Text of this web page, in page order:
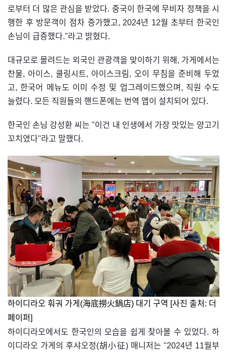
로부터 더 많은 관심을 받았다. 중국이 한국에 무비자 정책을 시
행한 후 방문객이 점차 증가했고, 2024년 12월 초부터 한국인
손님이 급증했다."라고 밝혔다.
대규모로 몰려드는 외국인 관광객을 맞이하기 위해, 가게에서는
찬물, 아이스, 쿨링시트, 아이스크림, 오이 무침을 준비해 두었
고, 한국어 메뉴도 이미 수정 및 업그레이드했으며, 직원 수도
늘렸다. 모든 직원들의 핸드폰에는 번역 앱이 설치되어 있다.
한국인 손님 강성환 씨는 "이건 내 인생에서 가장 맛있는 양고기
꼬치였다"라고 말했다.
하이디라오 훠궈 가게(海底撈火鍋店) 대기 구역 [사진 출처: 더
페이퍼]
하이디라오에서도 한국인의 모습을 쉽게 찾아볼 수 있었다. 하
이디라오 가게의 후샤오정(胡小征) 매니저는 "2024년 11월부